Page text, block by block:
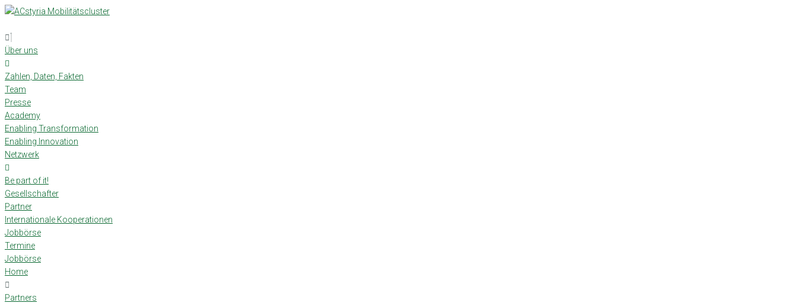
Skip
content
Über uns
Zahlen, Daten, Fakten
Team
Presse
Academy
Enabling Transformation
Enabling Innovation
Netzwerk
Be part of it!
Gesellschafter
Partner
Internationale Kooperationen
Jobbörse
Termine
Jobbörse
Home
Partners